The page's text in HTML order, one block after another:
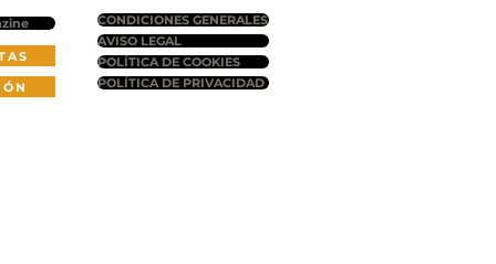
CONDICIONES GENERALES
AVISO LEGAL
POLÍTICA DE COOKIES
POLÍTICA DE PRIVACIDAD